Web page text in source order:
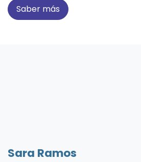
Saber más
Sara Ramos